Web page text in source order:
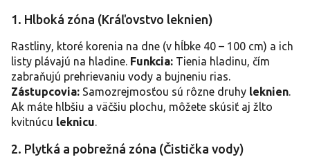
v
p
i
s
u
1. Hlboká zóna (Kráľovstvo leknien)
Rastliny, ktoré korenia na dne (v hĺbke 40 – 100 cm) a ich
listy plávajú na hladine. Funkcia: Tienia hladinu, čím
zabraňujú prehrievaniu vody a bujneniu rias.
Zástupcovia: Samozrejmosťou sú rôzne druhy leknien.
Ak máte hlbšiu a väčšiu plochu, môžete skúsiť aj žlto
kvitnúcu leknicu.
2. Plytká a pobrežná zóna (Čistička vody)